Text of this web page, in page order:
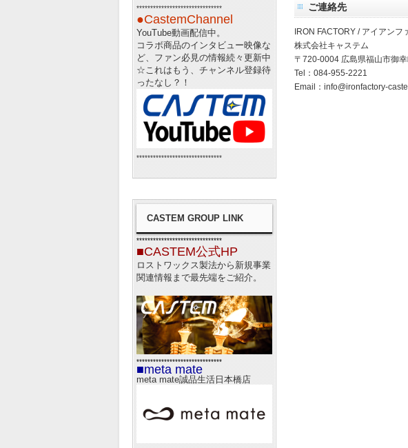
ご連絡先
IRON FACTORY / アイアンフ
株式会社キャステム
〒720-0004 広島県福山市御
Tel：084-955-2221
Email： info@ironfactory-
*******************************
●CastemChannel
YouTube動画配信中。
コラボ商品のインタビュー映像な
ど、ファン必見の情報続々更新中
☆これはもう、チャンネル登録待
ったなし？！
*******************************
CASTEM GROUP LINK
*******************************
■CASTEM公式HP
ロストワックス製法から新規事業
関連情報まで最先端をご紹介。
*******************************
■meta mate
meta mate誠品生活日本橋店